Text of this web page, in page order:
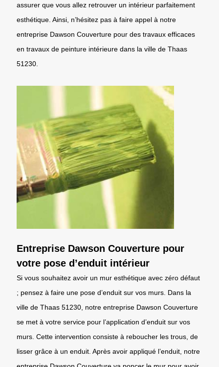
assurer que vous allez retrouver un intérieur parfaitement
esthétique. Ainsi, n’hésitez pas à faire appel à notre
entreprise Dawson Couverture pour des travaux efficaces
en travaux de peinture intérieure dans la ville de Thaas
51230.
Entreprise Dawson Couverture pour
votre pose d’enduit intérieur
Si vous souhaitez avoir un mur esthétique avec zéro défaut
; pensez à faire une pose d’enduit sur vos murs. Dans la
ville de Thaas 51230, notre entreprise Dawson Couverture
se met à votre service pour l’application d’enduit sur vos
murs. Cette intervention consiste à reboucher les trous, de
lisser grâce à un enduit. Après avoir appliqué l’enduit, notre